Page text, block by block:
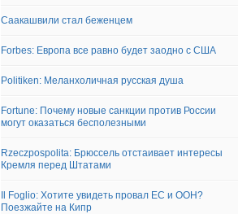
Саакашвили стал беженцем
Forbes: Европа все равно будет заодно с США
Politiken: Меланхоличная русская душа
Fortune: Почему новые санкции против России
могут оказаться бесполезными
Rzeczpospolita: Брюссель отстаивает интересы
Кремля перед Штатами
Il Foglio: Хотите увидеть провал ЕС и ООН?
Поезжайте на Кипр